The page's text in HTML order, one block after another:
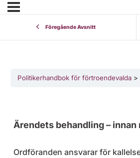
Föregående Avsnitt
Politikerhandbok för förtroendevalda
Ärendets behandling – innan
Ordföranden ansvarar för